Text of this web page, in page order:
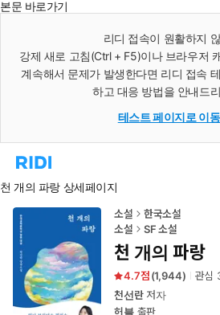
본문 바로가기
리디 접속이 원활하지
강제 새로 고침(Ctrl + F5)이나 브라우저
계속해서 문제가 발생한다면 리디 접속
하고 대응 방법을 안내드
테스트 페이지로 이
리
홈
로
이
동
천 개의 파랑 상세페이지
소설
한국소설
소설
SF 소설
천 개의 파랑
4.7 (1,944) 관심
천선란저자
허블출판